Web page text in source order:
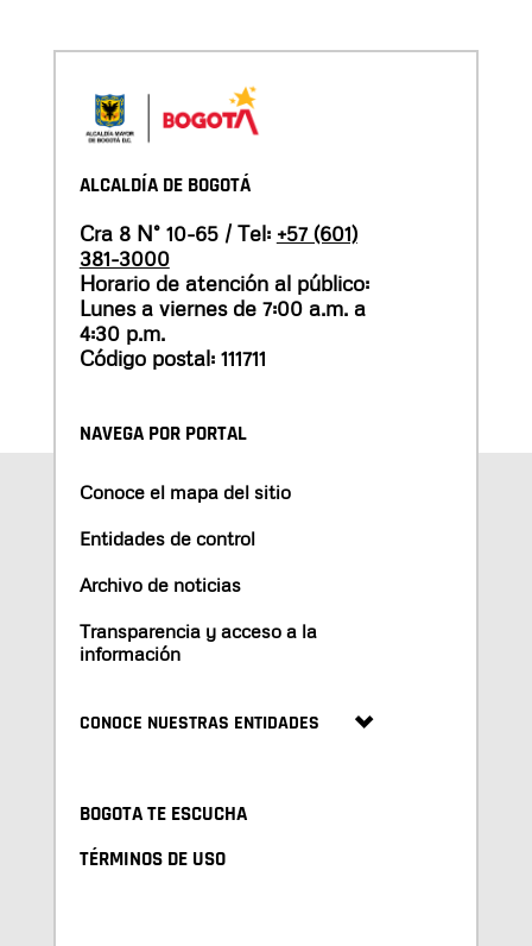
ALCALDÍA DE BOGOTÁ
Cra 8 N° 10-65 / Tel: +57 (601)
381-3000
Horario de atención al público:
Lunes a viernes de 7:00 a.m. a
4:30 p.m.
Código postal: 111711
NAVEGA POR PORTAL
Conoce el mapa del sitio
Entidades de control
Archivo de noticias
Transparencia y acceso a la
información
CONOCE NUESTRAS ENTIDADES
BOGOTA TE ESCUCHA
TÉRMINOS DE USO